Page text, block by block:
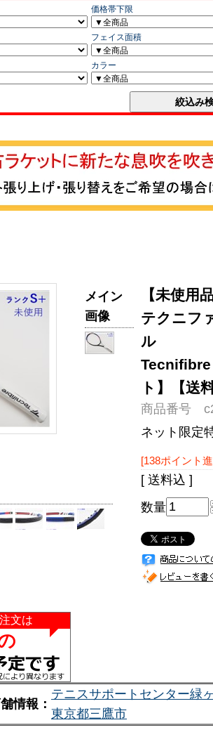
【未使用品
テクニフ
ル
Tecnifibre
ト】【送
商品番号
ネット限定
[138ポイント
[ 送料込 ]
数量
メイン
画像
情報：
テニスサポートセンター緑
東京都三鷹市